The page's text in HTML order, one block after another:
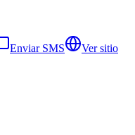
Enviar SMS
Ver sitio